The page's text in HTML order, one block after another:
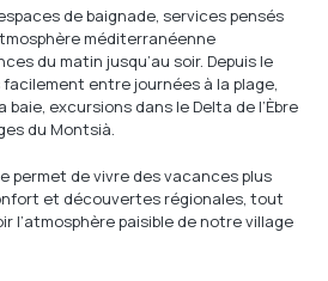
de baignade, services pensés
méditerranéenne
du matin jusqu’au soir. Depuis le
entre journées à la plage,
excursions dans le Delta de l’Èbre
du Montsià.
permet de vivre des vacances plus
et découvertes régionales, tout
l’atmosphère paisible de notre village